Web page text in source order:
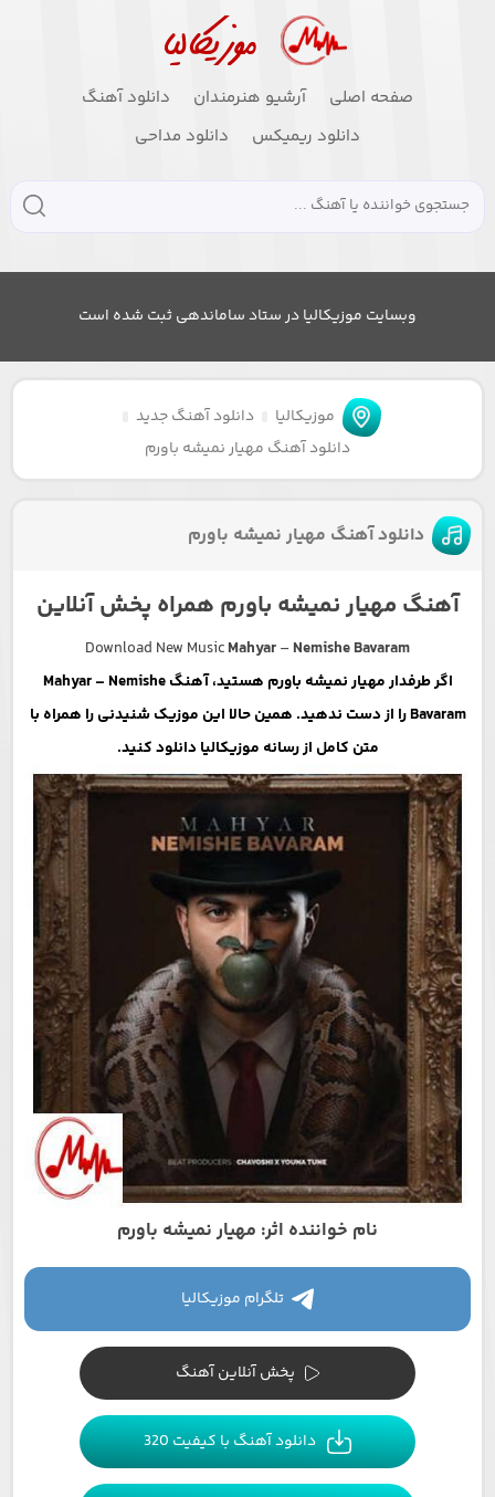
صفحه اصلی آرشیو هنرمندان
دانلود آهنگ
دانلود ریمیکس
دانلود مداحی
وبسایت موزیکالیا در ستاد ساماندهی ثبت شده است
موزیکالیا
دانلود آهنگ جدید
دانلود آهنگ مهیار نمیشه باورم
دانلود آهنگ مهیار نمیشه باورم
آهنگ مهیار نمیشه باورم همراه پخش آنلاین
Download New MusicMahyar– Nemishe Bavaram
اگر طرفدار مهیار نمیشه باورم هستید، آهنگ Mahyar – Nemishe
Bavaram را از دست ندهید. همین حالا این موزیک شنیدنی را همراه با
متن کامل از رسانه موزیکالیا دانلود کنید.
نام خواننده اثر: مهیار نمیشه باورم
تلگرام موزیکالیا
پخش آنلاین آهنگ
دانلود آهنگ با کیفیت 320